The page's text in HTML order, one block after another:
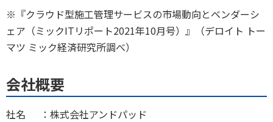
※『クラウド型施工管理サービスの市場動向とベンダーシ
ェア（ミックITリポート2021年10月号）』（デロイト トー
マツ ミック経済研究所調べ）
会社概要
社名 ：株式会社アンドパッド